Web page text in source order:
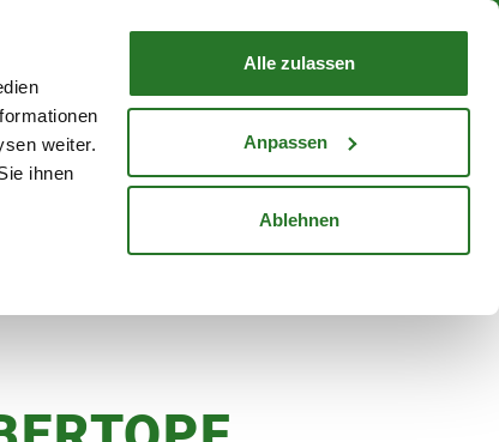
weiter.
ihnen
Alle zulassen
Anpassen
Ablehnen
Mein KontoStandorte
WARENKORB
Karriere